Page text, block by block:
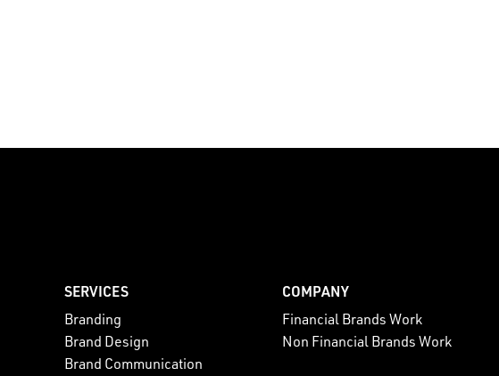
SERVICES
Branding
Brand Design
Brand Communication
COMPANY
Financial Brands Work
Non Financial Brands Work